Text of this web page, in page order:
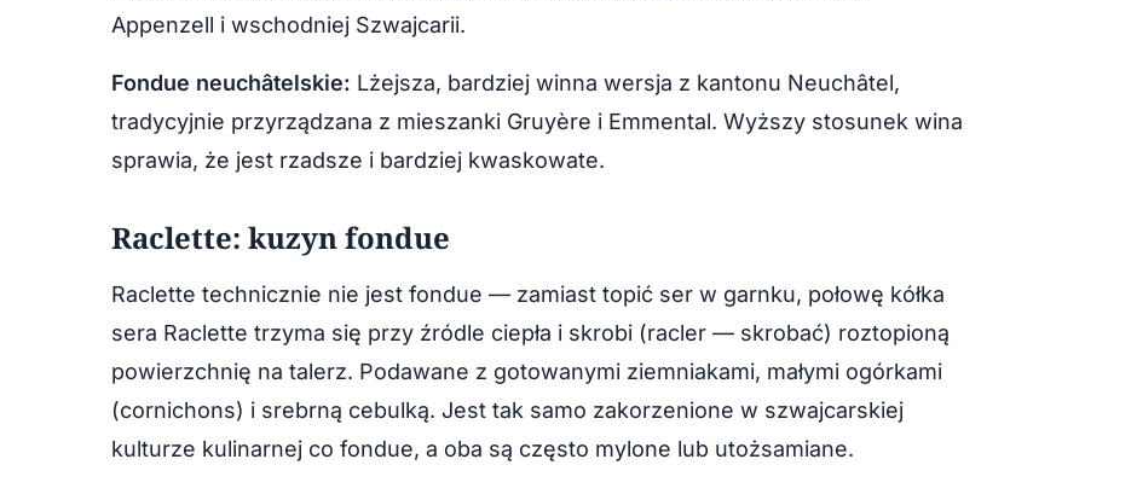
Appenzell i wschodniej Szwajcarii.
Fondue neuchâtelskie: Lżejsza, bardziej winna wersja z kantonu Neuchâtel,
tradycyjnie przyrządzana z mieszanki Gruyère i Emmental. Wyższy stosunek wina
sprawia, że jest rzadsze i bardziej kwaskowate.
Raclette: kuzyn fondue
Raclette technicznie nie jest fondue — zamiast topić ser w garnku, połowę kółka
sera Raclette trzyma się przy źródle ciepła i skrobi (racler — skrobać) roztopioną
powierzchnię na talerz. Podawane z gotowanymi ziemniakami, małymi ogórkami
(cornichons) i srebrną cebulką. Jest tak samo zakorzenione w szwajcarskiej
kulturze kulinarnej co fondue, a oba są często mylone lub utożsamiane.